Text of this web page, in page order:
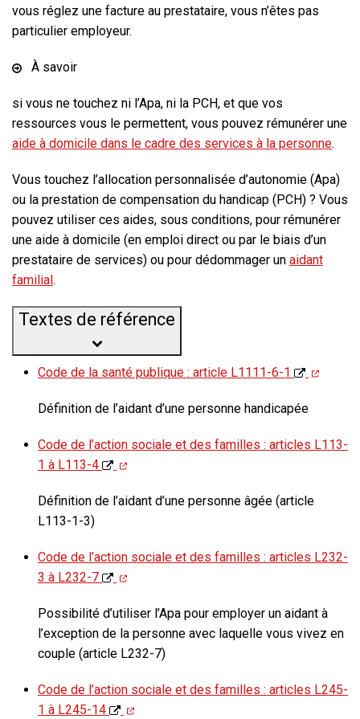
vous réglez une facture au prestataire, vous n’êtes pas
particulier employeur.
À savoir
si vous ne touchez ni l’Apa, ni la PCH, et que vos
ressources vous le permettent, vous pouvez rémunérer une
aide à domicile dans le cadre des services à la personne.
Vous touchez l’allocation personnalisée d’autonomie (Apa)
ou la prestation de compensation du handicap (PCH) ? Vous
pouvez utiliser ces aides, sous conditions, pour rémunérer
une aide à domicile (en emploi direct ou par le biais d’un
prestataire de services) ou pour dédommager un aidant
familial .
Textes de référence
Code de la santé publique : article L1111-6-1
Définition de l’aidant d’une personne handicapée
Code de l’action sociale et des familles : articles L113-
1 à L113-4
Définition de l’aidant d’une personne âgée (article
L113-1-3)
Code de l’action sociale et des familles : articles L232-
3 à L232-7
Possibilité d’utiliser l’Apa pour employer un aidant à
l’exception de la personne avec laquelle vous vivez en
couple (article L232-7)
Code de l’action sociale et des familles : articles L245-
1 à L245-14